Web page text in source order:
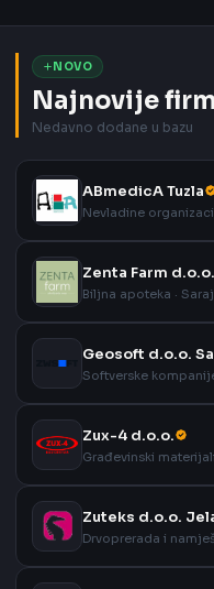
NOVO
Najnovije
Nedavno dodane u bazu
ABmedicA Tuzla
Nevladine
Zenta Farm
Biljna apoteka ·
Geosoft d.o.o.
Softverske
Zux-4 d.o.o.
Građevinski
Zuteks d.o.o.
Drvoprerada i